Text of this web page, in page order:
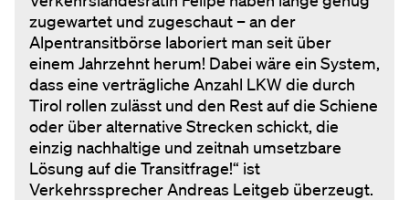
zugewartet und zugeschaut – an der
Alpentransitbörse laboriert man seit über
einem Jahrzehnt herum! Dabei wäre ein System,
dass eine verträgliche Anzahl LKW die durch
Tirol rollen zulässt und den Rest auf die Schiene
oder über alternative Strecken schickt, die
einzig nachhaltige und zeitnah umsetzbare
Lösung auf die Transitfrage!“ ist
Verkehrssprecher Andreas Leitgeb überzeugt.